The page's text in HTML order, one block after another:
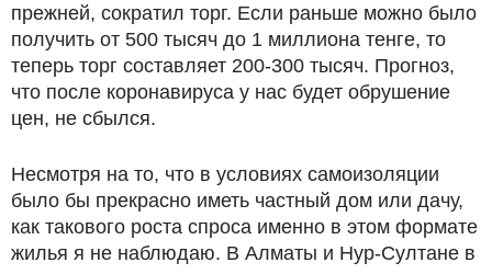
прежней, сократил торг. Если раньше можно было
получить от 500 тысяч до 1 миллиона тенге, то
теперь торг составляет 200-300 тысяч. Прогноз,
что после коронавируса у нас будет обрушение
цен, не сбылся.
Несмотря на то, что в условиях самоизоляции
было бы прекрасно иметь частный дом или дачу,
как такового роста спроса именно в этом формате
жилья я не наблюдаю. В Алматы и Нур-Султане в